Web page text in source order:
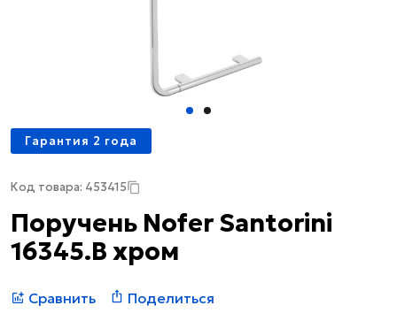
Гарантия 2 года
Код товара: 453415
Поручень Nofer Santorini
16345.B хром
Сравнить Поделиться